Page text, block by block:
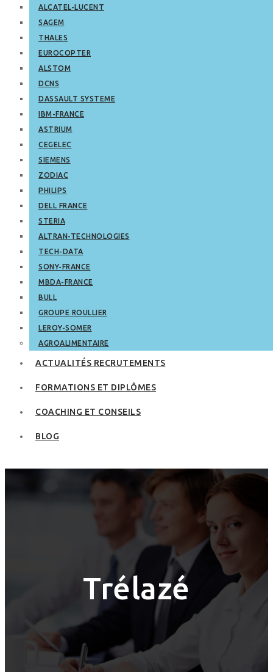
ALCATEL-LUCENT
SAGEM
THALES
EUROCOPTER
ALSTOM
DCNS
DASSAULT SYSTEME
IBM-FRANCE
ASTRIUM
CEGELEC
SIEMENS
ZODIAC
PHILIPS
DELL FRANCE
STERIA
ALTRAN-TECHNOLOGIES
TECH-DATA
SONY-FRANCE
MBDA-FRANCE
BULL
GROUPE ROULLIER
LEROY-SOMER
AGROALIMENTAIRE
ACTUALITÉS RECRUTEMENTS
FORMATIONS ET DIPLÔMES
COACHING ET CONSEILS
BLOG
Trélazé